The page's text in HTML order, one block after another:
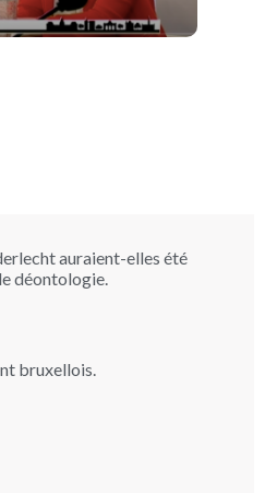
auraient-elles été
déontologie.
bruxellois.